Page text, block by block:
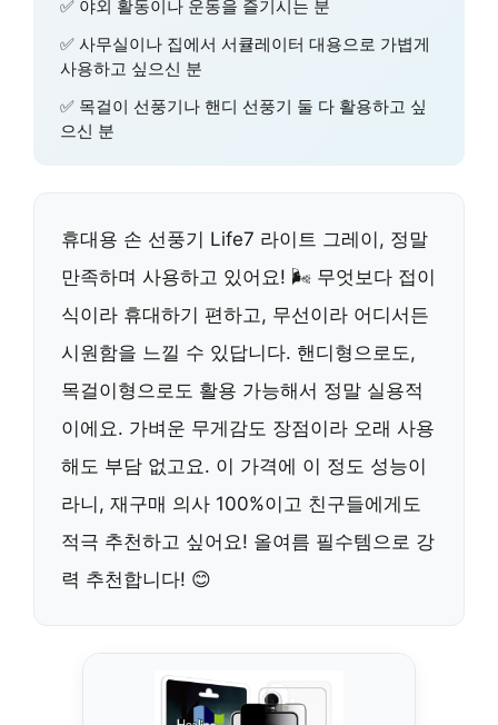
✅ 야외 활동이나 운동을 즐기시는 분
✅ 사무실이나 집에서 서큘레이터 대용으로 가볍게
사용하고 싶으신 분
✅ 목걸이 선풍기나 핸디 선풍기 둘 다 활용하고 싶
으신 분
휴대용 손 선풍기 Life7 라이트 그레이, 정말
만족하며 사용하고 있어요! 🌬️ 무엇보다 접이
식이라 휴대하기 편하고, 무선이라 어디서든
시원함을 느낄 수 있답니다. 핸디형으로도,
목걸이형으로도 활용 가능해서 정말 실용적
이에요. 가벼운 무게감도 장점이라 오래 사용
해도 부담 없고요. 이 가격에 이 정도 성능이
라니, 재구매 의사 100%이고 친구들에게도
적극 추천하고 싶어요! 올여름 필수템으로 강
력 추천합니다! 😊